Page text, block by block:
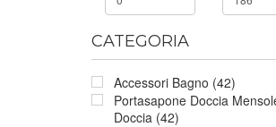
CATEGORIA
Accessori Bagno (42)
Portasapone Doccia
Doccia (42)